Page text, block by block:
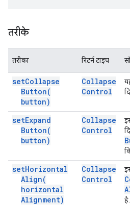
तरीके
तरीका रिटर्न टाइप
setCollapse
Button(
button)
Collapse
Control
setExpand
Button(
button)
Collapse
Control
setHorizontal
Align(
horizontal
Alignment)
Collapse
Control
है.